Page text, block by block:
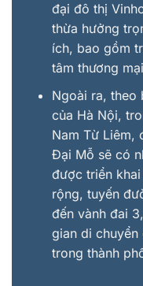
đại đô thị
thừa hưởng
ích, bao gồm
tâm thương
Ngoài ra, theo
của Hà Nội,
Nam Từ Liêm,
Đại Mỗ sẽ có
được triển
rộng, tuyến
đến vành đai
gian di
trong thành